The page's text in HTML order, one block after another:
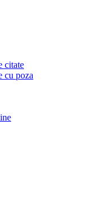
citate
cu poza